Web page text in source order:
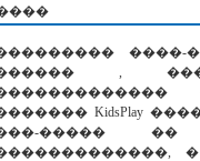
,
KidsPlay
�����